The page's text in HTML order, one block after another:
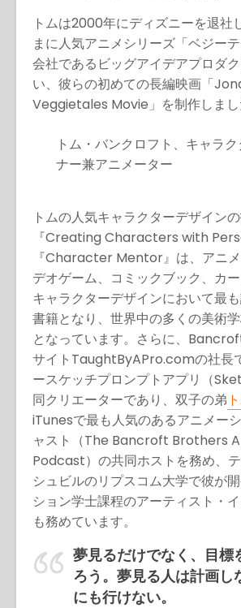
トムは2000年にディズニーを退社
まに人気アニメシリーズ「ベジー
会社であるビッグアイデアプロダ
い、彼らの初めての長編映画「
Veggietales Movie」を制作しまし
トム・バンクロフト、キャラ
ナー兼アニメーター
トムの人気キャラクターデザイン
『Creating Characters with
『Character Mentor』は、アニ
デオゲーム、コミックブック、カ
キャラクターデザインにおいて最
書籍となり、世界中の多くの美術
となっています。さらに、
サイトTaughtByAPro.comの社長
ースケッチプロンプトアプリ（
同クリエーターであり、双子の弟
iTunesで最も人気のあるアニメー
ャスト（The Bancroft Brothers
Podcast）の共同ホストを務め、
シュビルのリプスコム大学で彼が
ション学士課程のアーティスト・
も務めています。
夢見るだけでなく、目標
ろう。夢見る人は計画し
にも行けない。